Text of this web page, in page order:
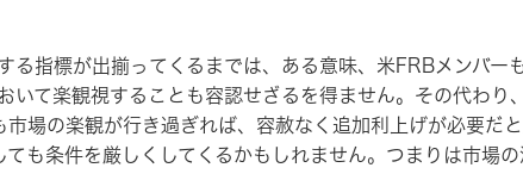
指標が出揃ってくるまでは、ある意味、米FRBメンバー
て楽観視することも容認せざるを得ません。その代わり
場の楽観が行き過ぎれば、容赦なく追加利上げが必要だと
も条件を厳しくしてくるかもしれません。つまりは市場